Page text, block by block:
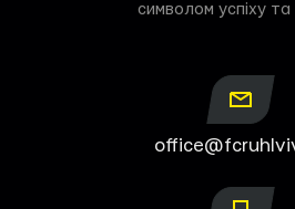
символом успіху та